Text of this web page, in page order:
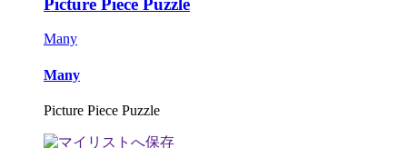
Many
Many
Picture Piece Puzzle